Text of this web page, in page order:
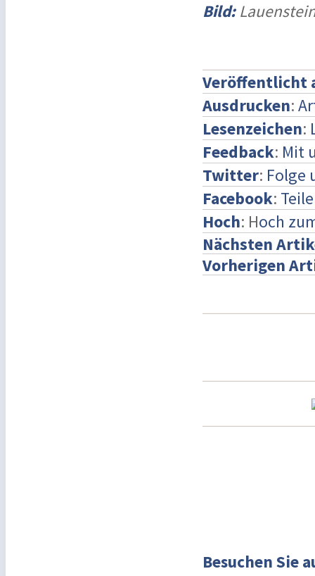
Bild:
Veröffentlicht
Ausdrucken:
Lesenzeichen:
Feedback: Mit
Twitter: Folge
Facebook:
Hoch: Hoch
Nächsten
Vorherigen
Besuchen Sie